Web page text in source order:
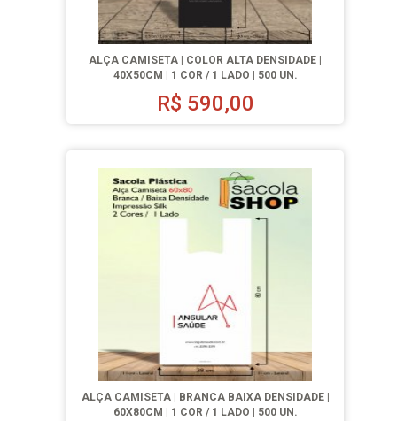
ALÇA CAMISETA | COLOR ALTA DENSIDADE |
40X50CM | 1 COR / 1 LADO | 500 UN.
R$ 590,00
ALÇA CAMISETA | BRANCA BAIXA DENSIDADE |
60X80CM | 1 COR / 1 LADO | 500 UN.